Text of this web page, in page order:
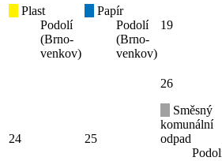
Plast
Podolí
(Brno-
venkov)
Papír
Podolí
(Brno-
venkov)
19
24 25
26
Směsný
komunální
odpad